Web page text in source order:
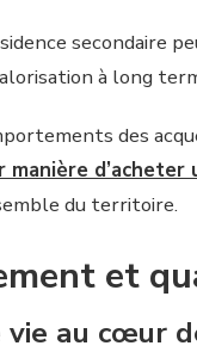
secondaire
à long
des
d’acheter
du territoire.
et
vie au cœur